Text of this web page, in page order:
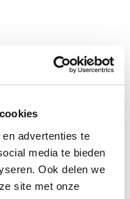
advertenties te
media te bieden
Ook delen we
site met onze
60,70
2,04
58,66